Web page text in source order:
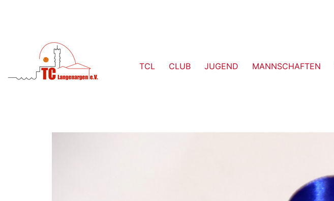
TCL CLUB JUGEND MANNSCHAFTEN